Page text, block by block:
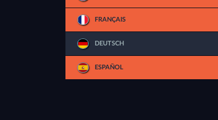
FRANÇAIS
DEUTSCH
ESPAÑOL